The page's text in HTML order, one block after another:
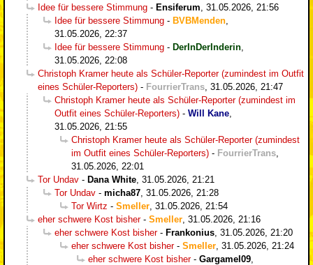
Idee für bessere Stimmung - Ensiferum 31.05.2026, 21:56
Idee für bessere Stimmung - BVBMenden
31.05.2026, 22:37
Idee für bessere Stimmung - DerInDerInderin
31.05.2026, 22:08
Christoph Kramer heute als Schüler-Reporter (zumindest im Outfit
eines Schüler-Reporters) - FourrierTrans 31.05.2026, 21:47
Christoph Kramer heute als Schüler-Reporter (zumindest im
Outfit eines Schüler-Reporters) - Will Kane
31.05.2026, 21:55
Christoph Kramer heute als Schüler-Reporter (zumindest
im Outfit eines Schüler-Reporters) - FourrierTrans
31.05.2026, 22:01
Tor Undav - Dana White 31.05.2026, 21:21
Tor Undav - micha87 31.05.2026, 21:28
Tor Wirtz - Smeller 31.05.2026, 21:54
eher schwere Kost bisher- Smeller 31.05.2026, 21:16
eher schwere Kost bisher- Frankonius 31.05.2026, 21:20
eher schwere Kost bisher- Smeller 31.05.2026, 21:24
eher schwere Kost bisher- Gargamel09